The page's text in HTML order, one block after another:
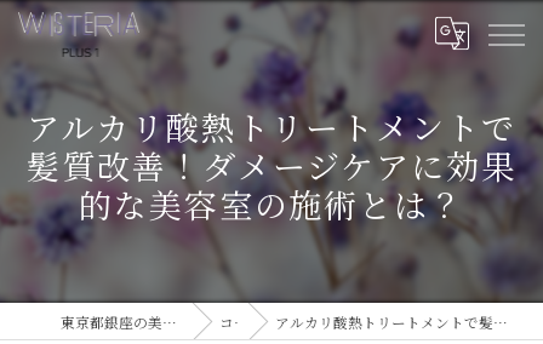
アルカリ酸熱トリートメントで
髪質改善！ダメージケアに効果
的な美容室の施術とは？
東京都銀座の美容室ならWISTERIA PLUS 1 コラム アルカリ酸熱トリートメントで髪質改善！ダメージケアに効果的な美容室の施術とは？